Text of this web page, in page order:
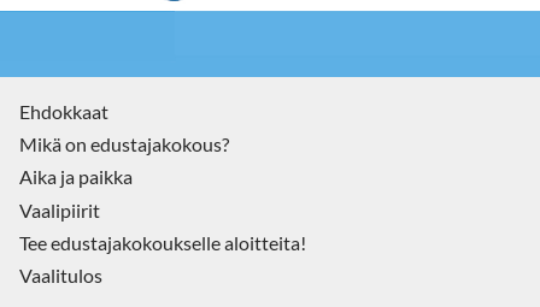
Ehdokkaat
Mikä on edustajakokous?
Aika ja paikka
Vaalipiirit
Tee edustajakokoukselle aloitteita!
Vaalitulos